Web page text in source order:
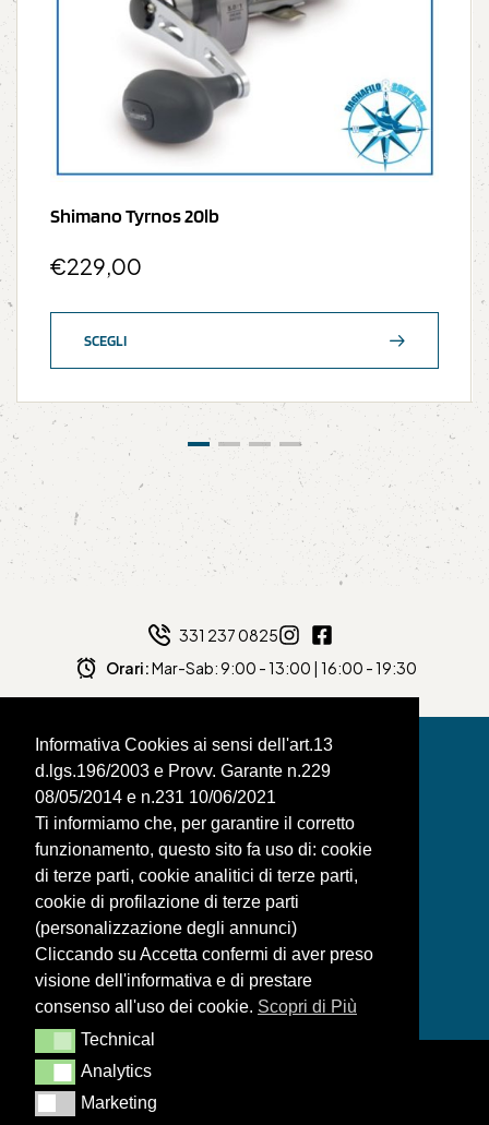
Informativa Cookies ai sensi dell'art.13
d.lgs.196/2003 e Provv. Garante n.229
08/05/2014 e n.231 10/06/2021
Ti informiamo che, per garantire il corretto
funzionamento, questo sito fa uso di: cookie
di terze parti, cookie analitici di terze parti,
cookie di profilazione di terze parti
(personalizzazione degli annunci)
Cliccando su Accetta confermi di aver preso
visione dell'informativa e di prestare
consenso all'uso dei cookie. Scopri di Più
TechnicalTechnical
AnalyticsAnalytics
MarketingMarketing
Shimano Tyrnos 20lb
€229,00
SCEGLI
331 237 0825
Orari:Mar-Sab: 9:00 - 13:00 | 16:00 - 19:30
BAGNAFILO SRLS
PAGINE
SHOP
LEGAL